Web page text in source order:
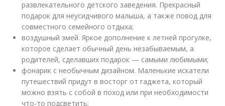
развлекательного детского заведения. Прекрасный
подарок для неусидчивого малыша, а также повод для
совместного семейного отдыха;
воздушный змей. Яркое дополнение к летней прогулке,
которое сделает обычный день незабываемым, а
родителей, сделавших подарок — самыми любимыми;
фонарик с необычным дизайном. Маленькие искатели
путешествий придут в восторг от гаджета, который
можно взять с собой в поход или при необходимости
что-то подсветить;